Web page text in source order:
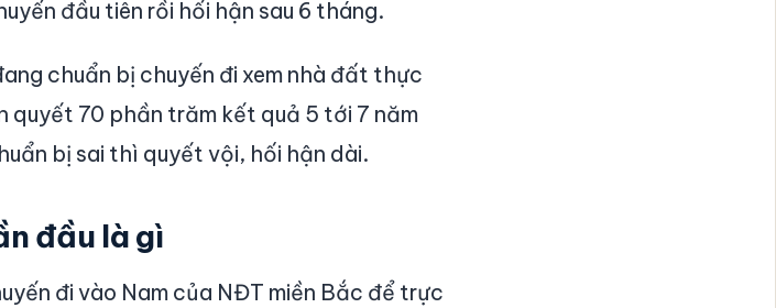
đầu tiên rồi hối hận sau 6 tháng.
chuẩn bị chuyến đi xem nhà đất thực
quyết 70 phần trăm kết quả 5 tới 7 năm
bị sai thì quyết vội, hối hận dài.
đầu là gì
đi vào Nam của NĐT miền Bắc để trực